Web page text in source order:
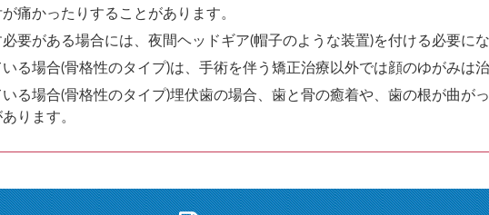
痛かったりすることがあります。
要がある場合には、夜間ヘッドギア(帽子のような装置)を付ける必要に
る場合(骨格性のタイプ)は、手術を伴う矯正治療以外では顔のゆがみは
る場合(骨格性のタイプ)埋伏歯の場合、歯と骨の癒着や、歯の根が曲が
ります。